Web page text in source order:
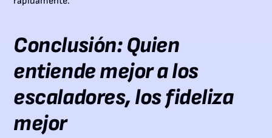
Conclusión: Quien
entiende mejor a los
escaladores, los fideliza
mejor